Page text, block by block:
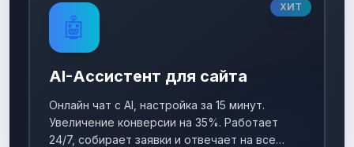
ХИТ
🤖
AI-Ассистент для сайта
Онлайн чат с AI, настройка за 15 минут.
Увеличение конверсии на 35%. Работает
24/7, собирает заявки и отвечает на все